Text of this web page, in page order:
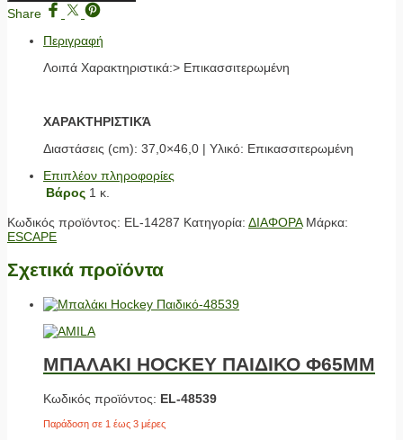
Share
Περιγραφή
Λοιπά Χαρακτηριστικά:> Επικασσιτερωμένη
ΧΑΡΑΚΤΗΡΙΣΤΙΚΆ
Διαστάσεις (cm): 37,0×46,0 | Υλικό: Επικασσιτερωμένη
Επιπλέον πληροφορίες
Βάρος 1 κ.
Κωδικός προϊόντος: EL-14287 Κατηγορία: ΔΙΑΦΟΡΑ Μάρκα:
ESCAPE
Σχετικά προϊόντα
ΜΠΑΛΑΚΙ HOCKEY ΠΑΙΔΙΚΟ Φ65ΜΜ
Κωδικός προϊόντος: EL-48539
Παράδοση σε 1 έως 3 μέρες